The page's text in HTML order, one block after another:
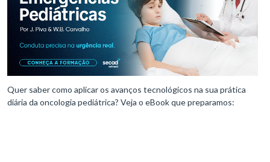
Quer saber como aplicar os avanços tecnológicos na sua prática
diária da oncologia pediátrica? Veja o eBook que preparamos: